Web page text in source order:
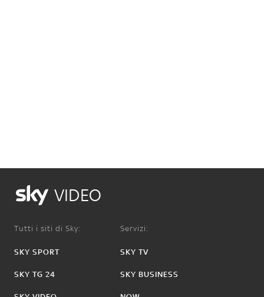
VIDEO
Tutti i siti di Sky:
SKY SPORT
SKY TG 24
Servizi:
SKY TV
SKY BUSINESS